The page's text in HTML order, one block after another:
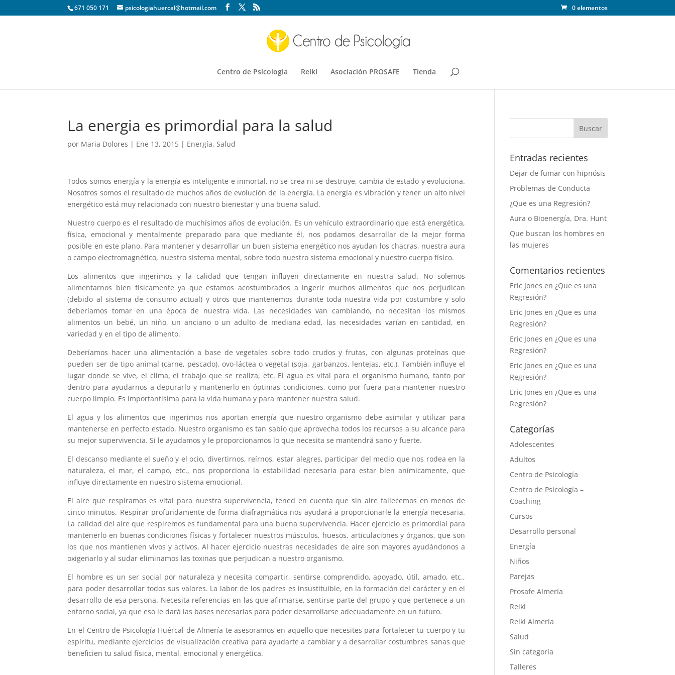
671 050 171 psicologiahuercal@hotmail.com 0 elementos
Centro de Psicologia Reiki Asociación PROSAFE Tienda
La energia es primordial para la salud
por Maria Dolores | Ene 13, 2015 | Energía,Salud
Todos somos energía y la energía es inteligente e inmortal, no se crea ni se destruye, cambia de estado y evoluciona.
Nosotros somos el resultado de muchos años de evolución de la energía. La energía es vibración y tener un alto nivel
energético está muy relacionado con nuestro bienestar y una buena salud.
Nuestro cuerpo es el resultado de muchísimos años de evolución. Es un vehículo extraordinario que está energética,
física, emocional y mentalmente preparado para que mediante él, nos podamos desarrollar de la mejor forma
posible en este plano. Para mantener y desarrollar un buen sistema energético nos ayudan los chacras, nuestra aura
o campo electromagnético, nuestro sistema mental, sobre todo nuestro sistema emocional y nuestro cuerpo físico.
Los alimentos que ingerimos y la calidad que tengan influyen directamente en nuestra salud. No solemos
alimentarnos bien físicamente ya que estamos acostumbrados a ingerir muchos alimentos que nos perjudican
(debido al sistema de consumo actual) y otros que mantenemos durante toda nuestra vida por costumbre y solo
deberíamos tomar en una época de nuestra vida. Las necesidades van cambiando, no necesitan los mismos
alimentos un bebé, un niño, un anciano o un adulto de mediana edad, las necesidades varían en cantidad, en
variedad y en el tipo de alimento.
Deberíamos hacer una alimentación a base de vegetales sobre todo crudos y frutas, con algunas proteínas que
pueden ser de tipo animal (carne, pescado), ovo-láctea o vegetal (soja, garbanzos, lentejas, etc.). También influye el
lugar donde se vive, el clima, el trabajo que se realiza, etc. El agua es vital para el organismo humano, tanto por
dentro para ayudarnos a depurarlo y mantenerlo en óptimas condiciones, como por fuera para mantener nuestro
cuerpo limpio. Es importantísima para la vida humana y para mantener nuestra salud.
El agua y los alimentos que ingerimos nos aportan energía que nuestro organismo debe asimilar y utilizar para
mantenerse en perfecto estado. Nuestro organismo es tan sabio que aprovecha todos los recursos a su alcance para
su mejor supervivencia. Si le ayudamos y le proporcionamos lo que necesita se mantendrá sano y fuerte.
El descanso mediante el sueño y el ocio, divertirnos, reírnos, estar alegres, participar del medio que nos rodea en la
naturaleza, el mar, el campo, etc., nos proporciona la estabilidad necesaria para estar bien anímicamente, que
influye directamente en nuestro sistema emocional.
El aire que respiramos es vital para nuestra supervivencia, tened en cuenta que sin aire fallecemos en menos de
cinco minutos. Respirar profundamente de forma diafragmática nos ayudará a proporcionarle la energía necesaria.
La calidad del aire que respiremos es fundamental para una buena supervivencia. Hacer ejercicio es primordial para
mantenerlo en buenas condiciones físicas y fortalecer nuestros músculos, huesos, articulaciones y órganos, que son
los que nos mantienen vivos y activos. Al hacer ejercicio nuestras necesidades de aire son mayores ayudándonos a
oxigenarlo y al sudar eliminamos las toxinas que perjudican a nuestro organismo.
El hombre es un ser social por naturaleza y necesita compartir, sentirse comprendido, apoyado, útil, amado, etc.,
para poder desarrollar todos sus valores. La labor de los padres es insustituible, en la formación del carácter y en el
desarrollo de esa persona. Necesita referencias en las que afirmarse, sentirse parte del grupo y que pertenece a un
entorno social, ya que eso le dará las bases necesarias para poder desarrollarse adecuadamente en un futuro.
En el Centro de Psicología Huércal de Almería te asesoramos en aquello que necesites para fortalecer tu cuerpo y tu
espíritu, mediante ejercicios de visualización creativa para ayudarte a cambiar y a desarrollar costumbres sanas que
beneficien tu salud física, mental, emocional y energética.
Entradas recientes
Dejar de fumar con hipnósis
Problemas de Conducta
¿Que es una Regresión?
Aura o Bioenergía, Dra. Hunt
Que buscan los hombres en
las mujeres
Comentarios recientes
Eric Jones en¿Que es una
Regresión?
Eric Jones en¿Que es una
Regresión?
Eric Jones en¿Que es una
Regresión?
Eric Jones en¿Que es una
Regresión?
Eric Jones en¿Que es una
Regresión?
Categorías
Adolescentes
Adultos
Centro de Psicología
Centro de Psicología –
Coaching
Cursos
Desarrollo personal
Energía
Niños
Parejas
Prosafe Almería
Reiki
Reiki Almería
Salud
Sin categoría
Talleres